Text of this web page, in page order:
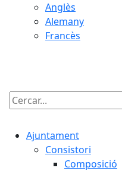
Anglès
Alemany
Francès
Cercar:
Ajuntament
Consistori
Composició